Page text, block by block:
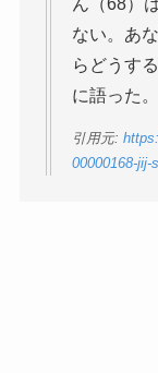
ん（68）
ない。あ
らどうす
に語った。
引用元:
00000168-jij-